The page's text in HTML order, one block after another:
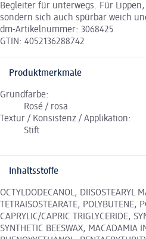
Begleiter für unterwegs. Für
sondern sich auch spürbar weich
dm-Artikelnummer: 3068425
GTIN: 4052136288742
Produktmerkmale
Grundfarbe:
Rosé / rosa
Textur / Konsistenz / Applikation:
Stift
Inhaltsstoffe
OCTYLDODECANOL, DIISOSTEARYL
TETRAISOSTEARATE, POLYBUTENE,
CAPRYLIC/CAPRIC TRIGLYCERIDE,
SYNTHETIC BEESWAX, MACADAMIA